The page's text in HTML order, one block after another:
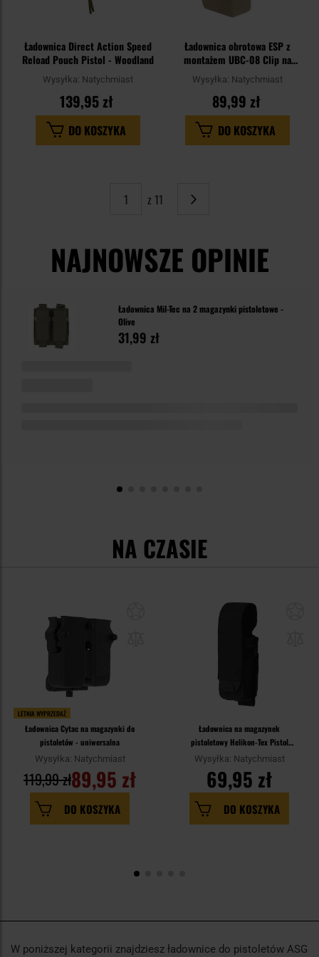
Ładownica Direct Action Speed
Reload Pouch Pistol - Woodland
Wysyłka: Natychmiast
139,95 zł
DO KOSZYKA
Ładownica obrotowa ESP z
montażem UBC-08 Clip na
magazynek pistoletowy 9 mm -
Khaki
Wysyłka: Natychmiast
89,99 zł
DO KOSZYKA
z 11
Strona
Następne
NAJNOWSZE OPINIE
Ładownica Mil-Tec na 2 magazynki pistoletowe -
Olive
31,99 zł
NA CZASIE
LETNIA WYPRZEDAŻ
Ładownica Cytac na magazynki do
pistoletów - uniwersalna
Wysyłka: Natychmiast
89,95 zł
119,99 zł
DO KOSZYKA
Ładownica na magazynek
pistoletowy Helikon-Tex Pistol
Magazine Pouch - Black
Wysyłka: Natychmiast
69,95 zł
DO KOSZYKA
W poniższej kategorii znajdziesz ładownice do pistoletów ASG